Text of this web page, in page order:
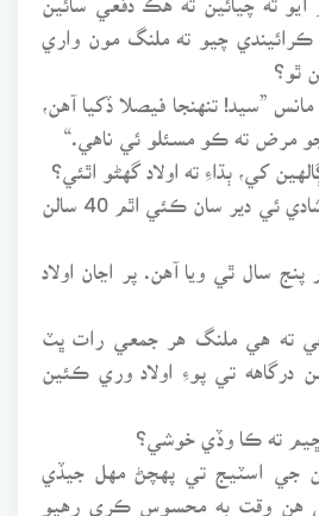
ڪرائيندي چيو ته ملنگ مون واري
ٿو؟
”سيد! تنهنجا فيصلا ڏکيا آهن،
جو مرض ته ڪو مسئلو ئي ناهي.“
کي، ٻڌاءِ ته اولاد گهڻو اٿئي؟
شرمائيندي چئي ٿو ته شادي ئي دير سان ڪئي اٿم 40 سالن
سال ٿي ويا آهن. پر اڃان اولاد
ته هي ملنگ هر جمعي رات ڀٽ
درگاهه تي پوءِ اولاد وري ڪئين
ته ڪا وڏي خوشي؟
جي اسٽيج تي پهچڻ مهل جيڏي
هن وقت به محسوس ڪري رهيو